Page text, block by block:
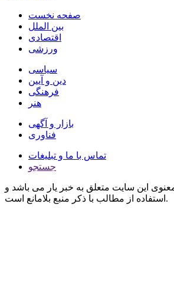
صفحه نخست
بین الملل
اقتصادی
ورزشی
سیاسی
دین و آیین
فرهنگی
هنر
بازار و آگهی
فناوری
تماس با ما و تبلیغات
جستجو
این سایت متعلق به خبر یار می باشد و
استفاده از مطالب با ذکر منبع بلامانع است.